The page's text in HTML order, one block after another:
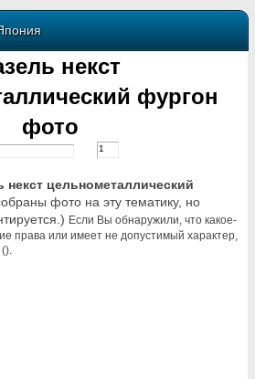
некст
фургон
фото
некст цельнометаллический
фото на эту тематику, но
Если Вы обнаружили, что какое-
права или имеет не допустимый характер,